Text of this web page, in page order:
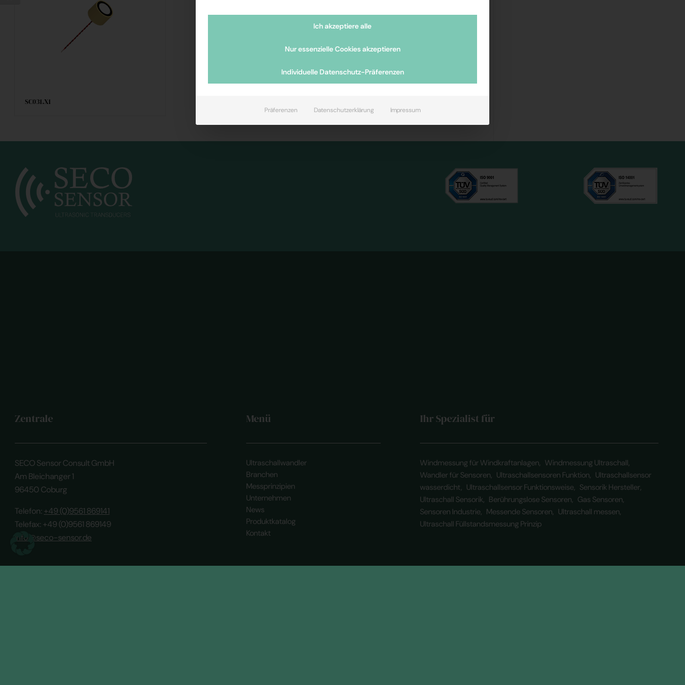
SC031.X1
Zentrale
SECO Sensor Consult GmbH
Am Bleichanger 1
96450 Coburg
Telefon: +49 (0)9561 869141
Telefax: +49 (0)9561 869149
info@seco-sensor.de
Menü
Ultraschallwandler
Branchen
Messprinzipien
Unternehmen
News
Produktkatalog
Kontakt
Ihr Spezialist für
Windmessung für Windkraftanlagen
Windmessung Ultraschall
Wandler für Sensoren
Ultraschallsensoren Funktion
Ultraschallsensor
wasserdicht
Ultraschallsensor Funktionsweise Sensorik Hersteller
Ultraschall Sensorik
Berührungslose Sensoren
Gas Sensoren
Sensoren Industrie Messende Sensoren
Ultraschall messen
Ultraschall Füllstandsmessung Prinzip
Ich akzeptiere alle
Nur essenzielle Cookies akzeptieren
Individuelle Datenschutz-Präferenzen
Präferenzen Datenschutzerklärung Impressum